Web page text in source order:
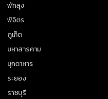
พัทลุง
พิจิตร
ภูเก็ต
มหาสารคาม
มุกดาหาร
ระยอง
ราชบุรี